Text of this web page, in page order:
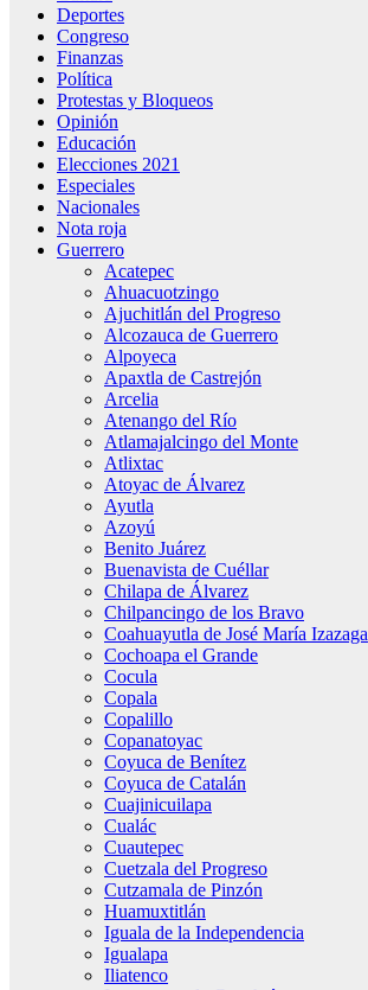
Deportes
Congreso
Finanzas
Política
Protestas y Bloqueos
Opinión
Educación
Elecciones 2021
Especiales
Nacionales
Nota roja
Guerrero
Acatepec
Ahuacuotzingo
Ajuchitlán del Progreso
Alcozauca de Guerrero
Alpoyeca
Apaxtla de Castrejón
Arcelia
Atenango del Río
Atlamajalcingo del Monte
Atlixtac
Atoyac de Álvarez
Ayutla
Azoyú
Benito Juárez
Buenavista de Cuéllar
Chilapa de Álvarez
Chilpancingo de los Bravo
Coahuayutla de José María Izazaga
Cochoapa el Grande
Cocula
Copala
Copalillo
Copanatoyac
Coyuca de Benítez
Coyuca de Catalán
Cuajinicuilapa
Cualác
Cuautepec
Cuetzala del Progreso
Cutzamala de Pinzón
Huamuxtitlán
Iguala de la Independencia
Igualapa
Iliatenco